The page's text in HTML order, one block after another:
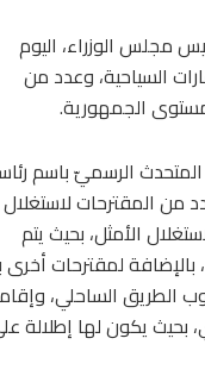
مجلس الوزراء، اليوم
السياحية، وعدد من
الجمهورية.
الرسميّ باسم
من المقترحات لاستغلال
الأمثل، بحيث يتم
لمقترحات أخرى
الطريق الساحلي،
بحيث يكون لها إطلالة